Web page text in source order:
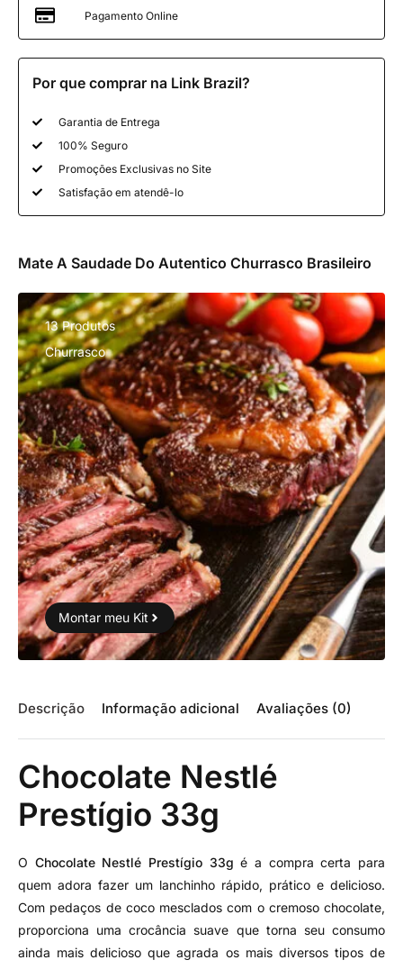
Pagamento Online
Por que comprar na Link Brazil?
Garantia de Entrega
100% Seguro
Promoções Exclusivas no Site
Satisfação em atendê-lo
Mate A Saudade Do Autentico Churrasco Brasileiro
13 Produtos
Churrasco
Montar meu Kit
Descrição Informação adicional Avaliações (0)
Chocolate Nestlé
Prestígio 33g
O Chocolate Nestlé Prestígio 33g é a compra certa para
quem adora fazer um lanchinho rápido, prático e delicioso.
Com pedaços de coco mesclados com o cremoso chocolate,
proporciona uma crocância suave que torna seu consumo
ainda mais delicioso que agrada os mais diversos tipos de